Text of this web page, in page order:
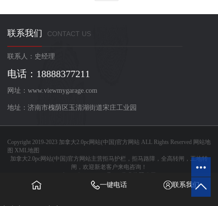
联系我们 CONTACT US
联系人：史经理
电话：18888377211
网址：www.viewmygarage.com
地址：济南市槐荫区玉清湖街道宋庄工业园
Copyright 2019-2023 加拿大2.0pc网站(中国)官方网站 ALL Rights Reserved 网站地
图 XML地图
加拿大2.0pc网站(中国)官方网站主营拒马护栏，拒马路障，全高转闸，工地转
闸，欢迎新老客户来电咨询！
一键电话
联系我们
乐鱼体验|